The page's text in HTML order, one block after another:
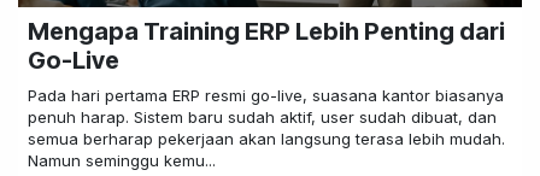
Mengapa Training ERP Lebih Penting dari
Go-Live
Pada hari pertama ERP resmi go-live, suasana kantor biasanya
penuh harap. Sistem baru sudah aktif, user sudah dibuat, dan
semua berharap pekerjaan akan langsung terasa lebih mudah.
Namun seminggu kemu...